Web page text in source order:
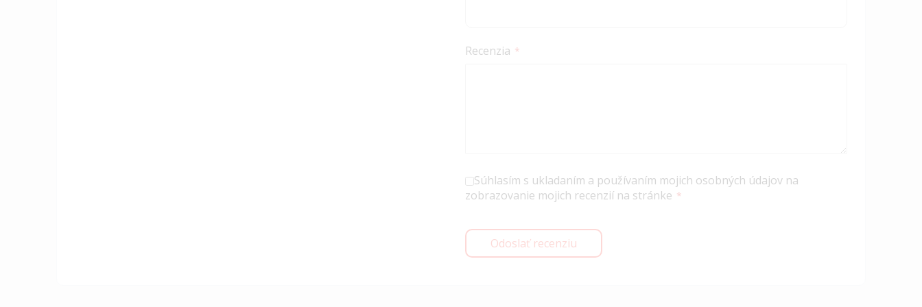
Recenzia
Súhlasím s ukladaním a používaním mojich osobných údajov na
zobrazovanie mojich recenzií na stránke
Odoslať recenziu